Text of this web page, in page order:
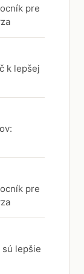
pre
k lepšej
pre
sú lepšie